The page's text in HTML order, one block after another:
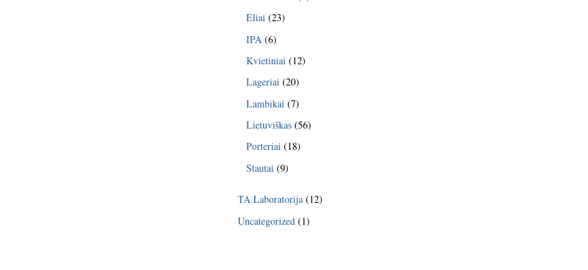
Eliai (23)
IPA (6)
Kvietiniai (12)
Lageriai (20)
Lambikai (7)
Lietuviškas (56)
Porteriai (18)
Stautai (9)
TA Laboratorija (12)
Uncategorized (1)